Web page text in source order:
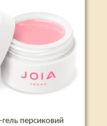
персиковий